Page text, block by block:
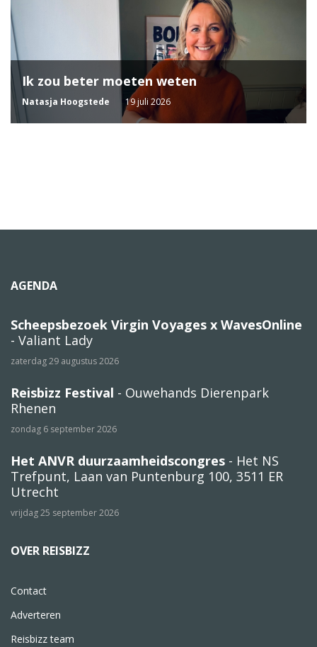
Ik zou beter moeten weten
Natasja Hoogstede 19 juli 2026
AGENDA
Scheepsbezoek Virgin Voyages x WavesOnline
- Valiant Lady
zaterdag 29 augustus 2026
Reisbizz Festival - Ouwehands Dierenpark
Rhenen
zondag 6 september 2026
Het ANVR duurzaamheidscongres - Het NS
Trefpunt, Laan van Puntenburg 100, 3511 ER
Utrecht
vrijdag 25 september 2026
OVER REISBIZZ
Contact
Adverteren
Reisbizz team